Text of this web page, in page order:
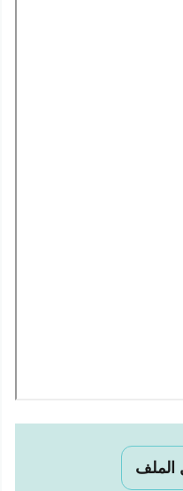
الملف